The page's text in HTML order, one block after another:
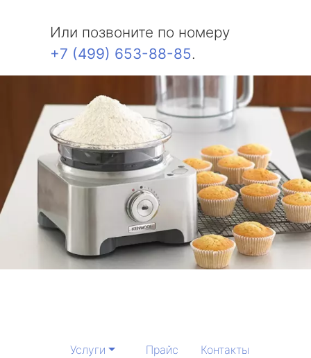
Или позвоните по номеру
+7 (499) 653-88-85.
Услуги Прайс Контакты